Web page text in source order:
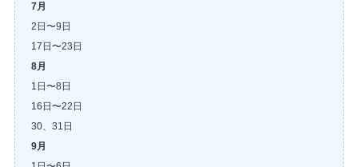
7月
2日〜9日
17日〜23日
8月
1日〜8日
16日〜22日
30、31日
9月